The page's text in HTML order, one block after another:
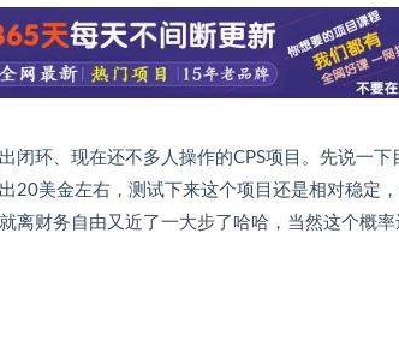
环、现在还不多人操作的CPS项目。先说一
美金左右，测试下来这个项目还是相对稳定
财务自由又近了一大步了哈哈，当然这个概率